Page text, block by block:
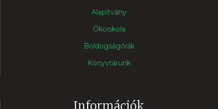
Alapítvány
Ökoiskola
Boldogságórák
Könyvtárunk
Információk